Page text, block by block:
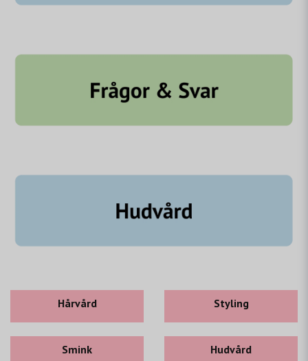
Hårvård Styling
Smink Hudvård